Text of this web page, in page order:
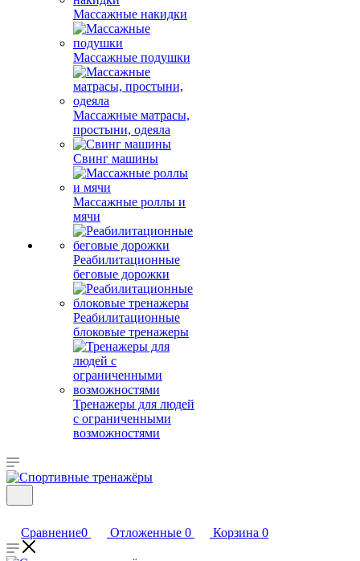
Массажные накидки
Массажные подушки
Массажные матрасы,
простыни, одеяла
Свинг машины
Массажные роллы и
мячи
Реабилитационные
беговые дорожки
Реабилитационные
блоковые тренажеры
Тренажеры для людей
с ограниченными
возможностями
Сравнение0 Отложенные 0 Корзина 0